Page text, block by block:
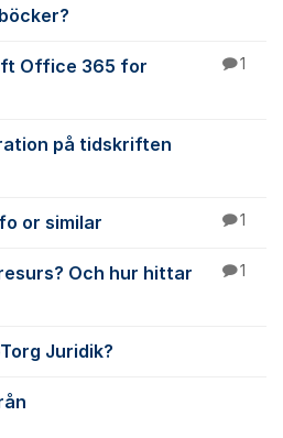
Office 365 for
1
på tidskriften
or similar 1
Och hur hittar
1
Juridik?